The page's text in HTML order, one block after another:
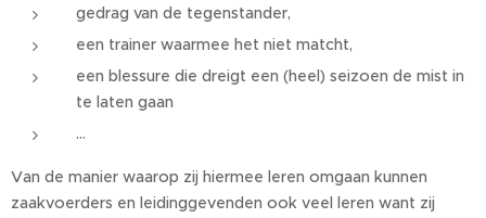
gedrag van de tegenstander,
een trainer waarmee het niet matcht,
een blessure die dreigt een (heel) seizoen de mist in
te laten gaan
...
Van de manier waarop zij hiermee leren omgaan kunnen
zaakvoerders en leidinggevenden ook veel leren want zij